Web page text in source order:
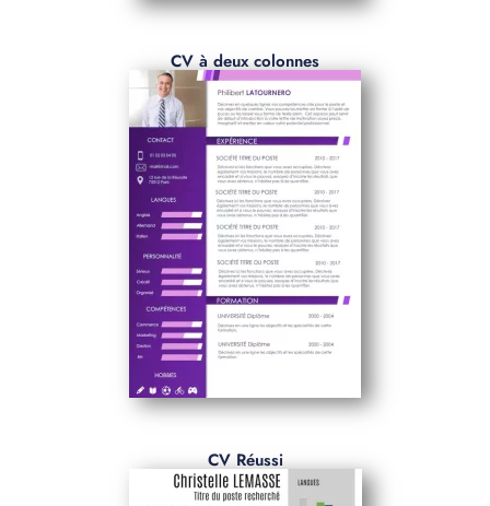
CV à deux colonnes
CV Réussi